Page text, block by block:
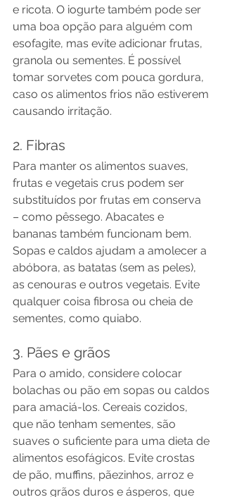
e ricota. O iogurte também pode ser
uma boa opção para alguém com
esofagite, mas evite adicionar frutas,
granola ou sementes. É possível
tomar sorvetes com pouca gordura,
caso os alimentos frios não estiverem
causando irritação.
2. Fibras
Para manter os alimentos suaves,
frutas e vegetais crus podem ser
substituídos por frutas em conserva
– como pêssego. Abacates e
bananas também funcionam bem.
Sopas e caldos ajudam a amolecer a
abóbora, as batatas (sem as peles),
as cenouras e outros vegetais. Evite
qualquer coisa fibrosa ou cheia de
sementes, como quiabo.
3. Pães e grãos
Para o amido, considere colocar
bolachas ou pão em sopas ou caldos
para amaciá-los. Cereais cozidos,
que não tenham sementes, são
suaves o suficiente para uma dieta de
alimentos esofágicos. Evite crostas
de pão, muffins, pãezinhos, arroz e
outros grãos duros e ásperos, que